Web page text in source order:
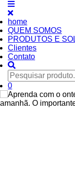
home
QUEM SOMOS
PRODUTOS E
Clientes
Contato
0